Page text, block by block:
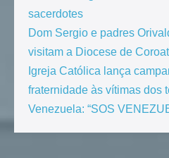
sacerdotes
Dom Sergio e padres
visitam a Diocese de
Igreja Católica lança
fraternidade às vítimas dos
Venezuela: “SOS